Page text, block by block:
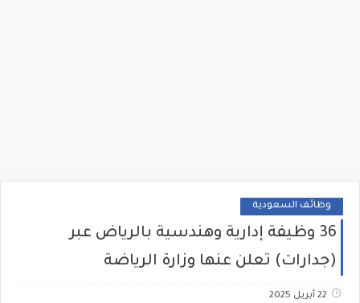
وظائف السعودية
36 وظيفة إدارية وهندسية بالرياض عبر
(جدارات) تعلن عنها وزارة الرياضة
22 أبريل 2025